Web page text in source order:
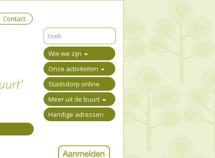
Contact
Wie we zijn
Onze activiteiten
Stadsdorp online
Meer uit de buurt
Handige adressen